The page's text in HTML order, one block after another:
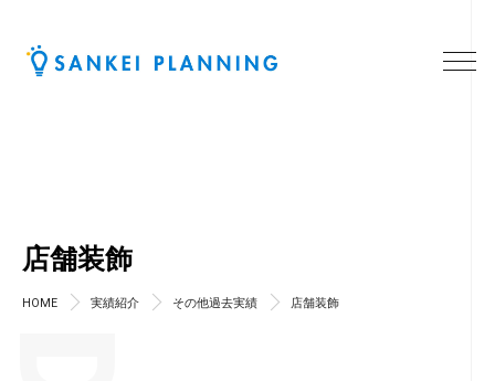
店舗装飾
HOME 実績紹介 その他過去実績 店舗装飾